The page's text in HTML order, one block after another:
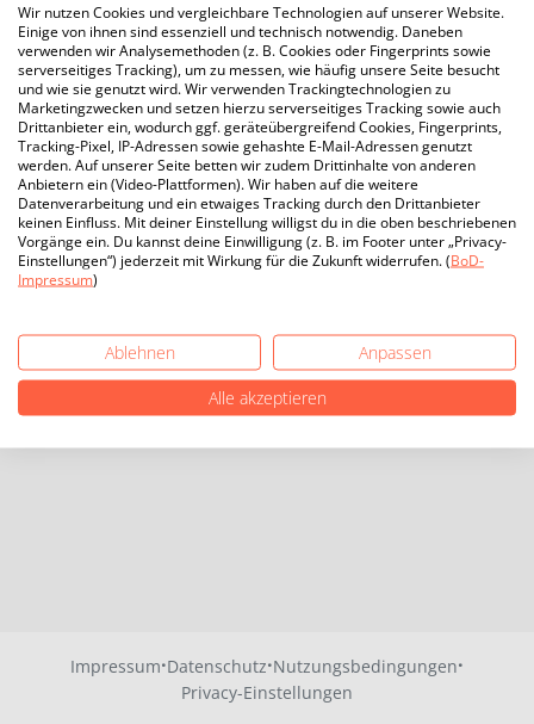
Impressum·Datenschutz·Nutzungsbedingungen·
Privacy-Einstellungen
Wir nutzen Cookies und vergleichbare Technologien auf unserer Website.
Einige von ihnen sind essenziell und technisch notwendig. Daneben
verwenden wir Analysemethoden (z. B. Cookies oder Fingerprints sowie
serverseitiges Tracking), um zu messen, wie häufig unsere Seite besucht
und wie sie genutzt wird. Wir verwenden Trackingtechnologien zu
Marketingzwecken und setzen hierzu serverseitiges Tracking sowie auch
Drittanbieter ein, wodurch ggf. geräteübergreifend Cookies, Fingerprints,
Tracking-Pixel, IP-Adressen sowie gehashte E-Mail-Adressen genutzt
werden. Auf unserer Seite betten wir zudem Drittinhalte von anderen
Anbietern ein (Video-Plattformen). Wir haben auf die weitere
Datenverarbeitung und ein etwaiges Tracking durch den Drittanbieter
keinen Einfluss. Mit deiner Einstellung willigst du in die oben beschriebenen
Vorgänge ein. Du kannst deine Einwilligung (z. B. im Footer unter „Privacy-
Einstellungen“) jederzeit mit Wirkung für die Zukunft widerrufen. (BoD-
Impressum)
Ablehnen
Anpassen
Alle akzeptieren